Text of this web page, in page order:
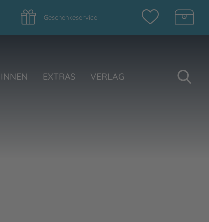
Geschenkeservice
EXTRAS VERLAG